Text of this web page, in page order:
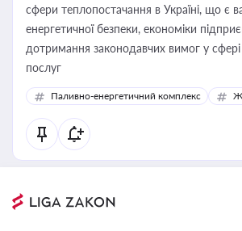
сфери теплопостачання в Україні, що є
енергетичної безпеки, економіки
дотримання законодавчих вимог у
послуг
Паливно-енергетичний комплекс